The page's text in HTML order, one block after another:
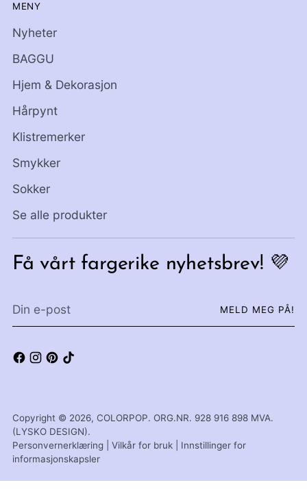
MENY
Nyheter
BAGGU
Hjem & Dekorasjon
Hårpynt
Klistremerker
Smykker
Sokker
Se alle produkter
Få vårt fargerike nyhetsbrev! 💜
e-
MELD MEG PÅ!
Copyright © 2026, COLORPOP. ORG.NR. 928 916 898 MVA.
(LYSKO DESIGN).
Personvernerklæring
Vilkår for bruk
Innstillinger for
informasjonskapsler